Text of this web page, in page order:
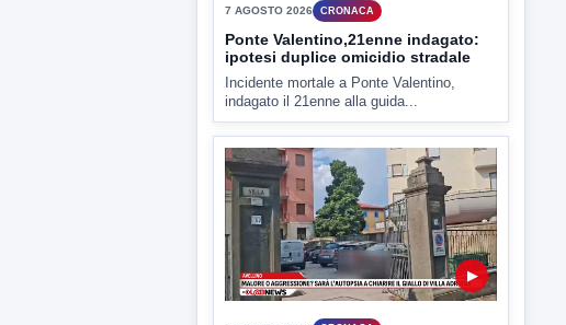
ULTIMI VIDEO
TUTTI I VIDEO